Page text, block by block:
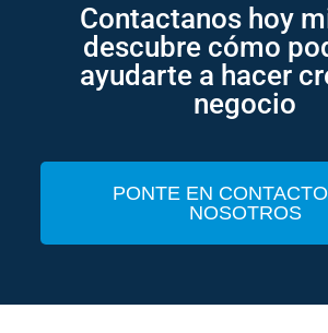
Contactanos hoy
descubre cómo
ayudarte a hacer
negocio
PONTE EN
NOSOTROS